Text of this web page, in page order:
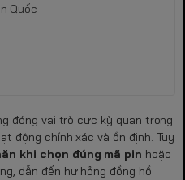
Quốc
đóng vai trò cực kỳ quan trọng
động chính xác và ổn định. Tuy
khi chọn đúng mã pin hoặc
dẫn đến hư hỏng đồng hồ